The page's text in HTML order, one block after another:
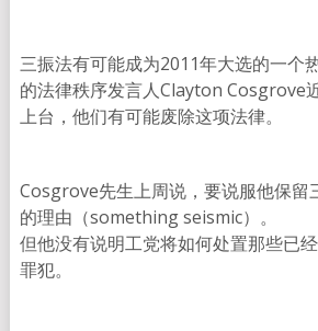
三振法有可能成为2011年大选的一个
的法律秩序发言人Clayton Cosgrove
上台，他们有可能废除这项法律。
Cosgrove先生上周说，要说服他保留
的理由（something seismic）。
但他没有说明工党将如何处置那些已
罪犯。